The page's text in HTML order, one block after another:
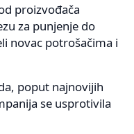
proizvođača
za punjenje do
novac potrošačima i
poput najnovijih
se usprotivila